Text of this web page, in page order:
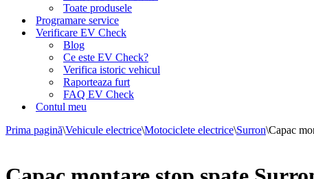
Toate produsele
Programare service
Verificare EV Check
Blog
Ce este EV Check?
Verifica istoric vehicul
Raporteaza furt
FAQ EV Check
Contul meu
Prima pagină\Vehicule electrice\Motociclete electrice\Surron\Capac